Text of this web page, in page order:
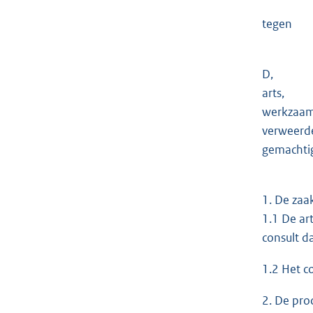
tegen
D,
arts,
1. De
1.1 De
consult
1.2 Het
2. De